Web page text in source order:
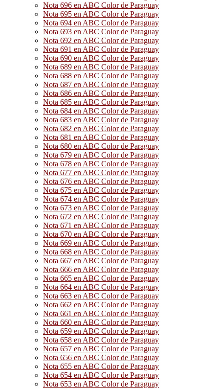
Nota 696 en ABC Color de Paraguay
Nota 695 en ABC Color de Paraguay
Nota 694 en ABC Color de Paraguay
Nota 693 en ABC Color de Paraguay
Nota 692 en ABC Color de Paraguay
Nota 691 en ABC Color de Paraguay
Nota 690 en ABC Color de Paraguay
Nota 689 en ABC Color de Paraguay
Nota 688 en ABC Color de Paraguay
Nota 687 en ABC Color de Paraguay
Nota 686 en ABC Color de Paraguay
Nota 685 en ABC Color de Paraguay
Nota 684 en ABC Color de Paraguay
Nota 683 en ABC Color de Paraguay
Nota 682 en ABC Color de Paraguay
Nota 681 en ABC Color de Paraguay
Nota 680 en ABC Color de Paraguay
Nota 679 en ABC Color de Paraguay
Nota 678 en ABC Color de Paraguay
Nota 677 en ABC Color de Paraguay
Nota 676 en ABC Color de Paraguay
Nota 675 en ABC Color de Paraguay
Nota 674 en ABC Color de Paraguay
Nota 673 en ABC Color de Paraguay
Nota 672 en ABC Color de Paraguay
Nota 671 en ABC Color de Paraguay
Nota 670 en ABC Color de Paraguay
Nota 669 en ABC Color de Paraguay
Nota 668 en ABC Color de Paraguay
Nota 667 en ABC Color de Paraguay
Nota 666 en ABC Color de Paraguay
Nota 665 en ABC Color de Paraguay
Nota 664 en ABC Color de Paraguay
Nota 663 en ABC Color de Paraguay
Nota 662 en ABC Color de Paraguay
Nota 661 en ABC Color de Paraguay
Nota 660 en ABC Color de Paraguay
Nota 659 en ABC Color de Paraguay
Nota 658 en ABC Color de Paraguay
Nota 657 en ABC Color de Paraguay
Nota 656 en ABC Color de Paraguay
Nota 655 en ABC Color de Paraguay
Nota 654 en ABC Color de Paraguay
Nota 653 en ABC Color de Paraguay